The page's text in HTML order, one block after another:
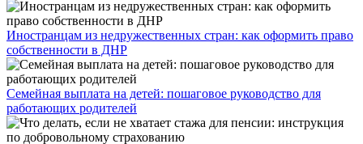
Иностранцам из недружественных стран: как оформить право
собственности в ДНР
Семейная выплата на детей: пошаговое руководство для
работающих родителей